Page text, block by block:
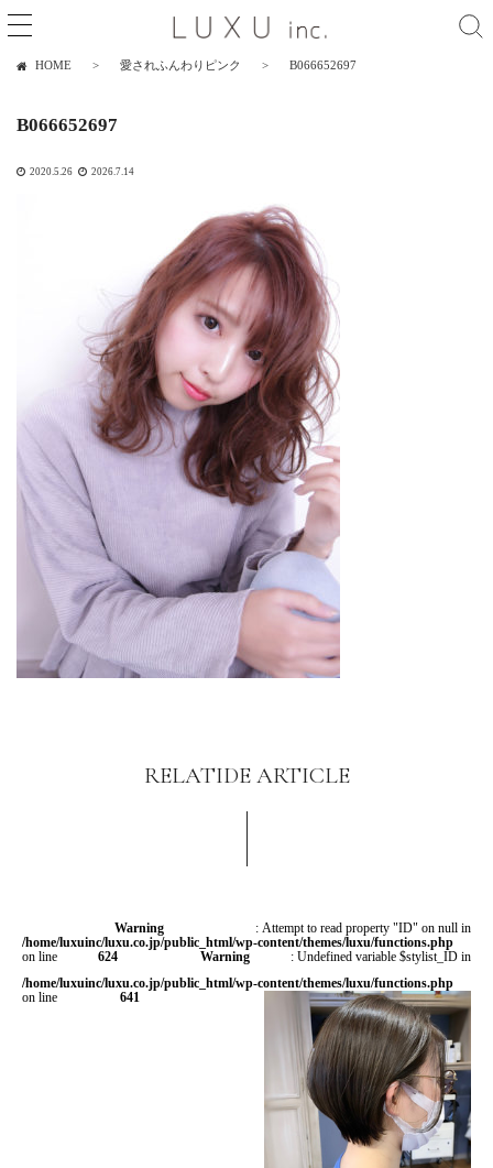
HOME 愛されふんわりピンク B066652697
B066652697
2020.5.26 2026.7.14
RELATIDE ARTICLE
Warning
: Attempt to read property "ID" on null in
/home/luxuinc/luxu.co.jp/public_html/wp-content/themes/luxu/functions.php
on line
624 Warning
: Undefined variable $stylist_ID in
/home/luxuinc/luxu.co.jp/public_html/wp-content/themes/luxu/functions.php
on line
641